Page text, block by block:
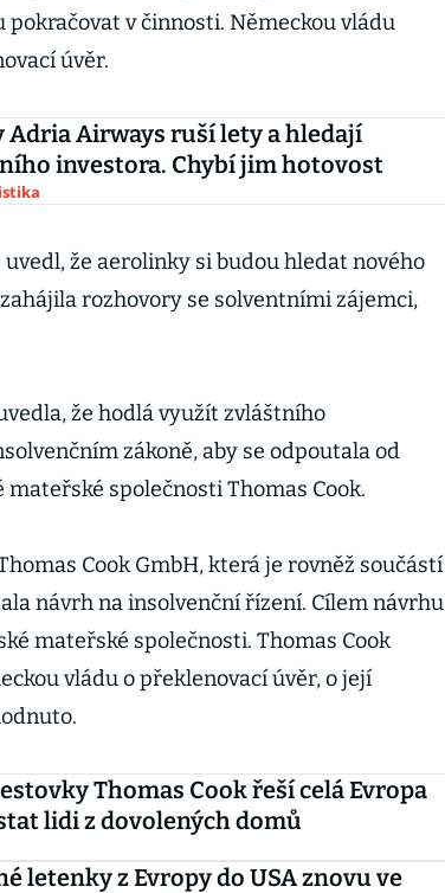
pokračovat v činnosti. Německou vládu
úvěr.
Airways ruší lety a hledají
investora. Chybí jim hotovost
že aerolinky si budou hledat nového
rozhovory se solventními zájemci,
že hodlá využít zvláštního
zákoně, aby se odpoutala od
společnosti Thomas Cook.
Cook GmbH, která je rovněž součástí
návrh na insolvenční řízení. Cílem návrhu
mateřské společnosti. Thomas Cook
vládu o překlenovací úvěr, o její
Thomas Cook řeší celá Evropa
lidi z dovolených domů
letenky z Evropy do USA znovu ve